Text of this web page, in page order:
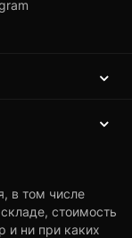
в том числе
стоимость
и ни при каких